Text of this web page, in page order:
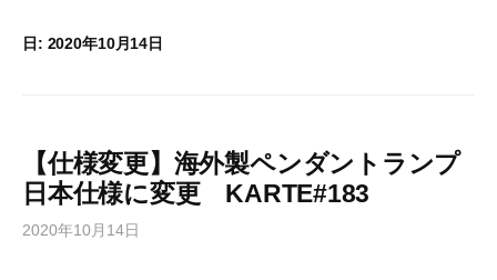
日: 2020年10月14日
【仕様変更】海外製ペンダントランプ
日本仕様に変更 KARTE#183
2020年10月14日